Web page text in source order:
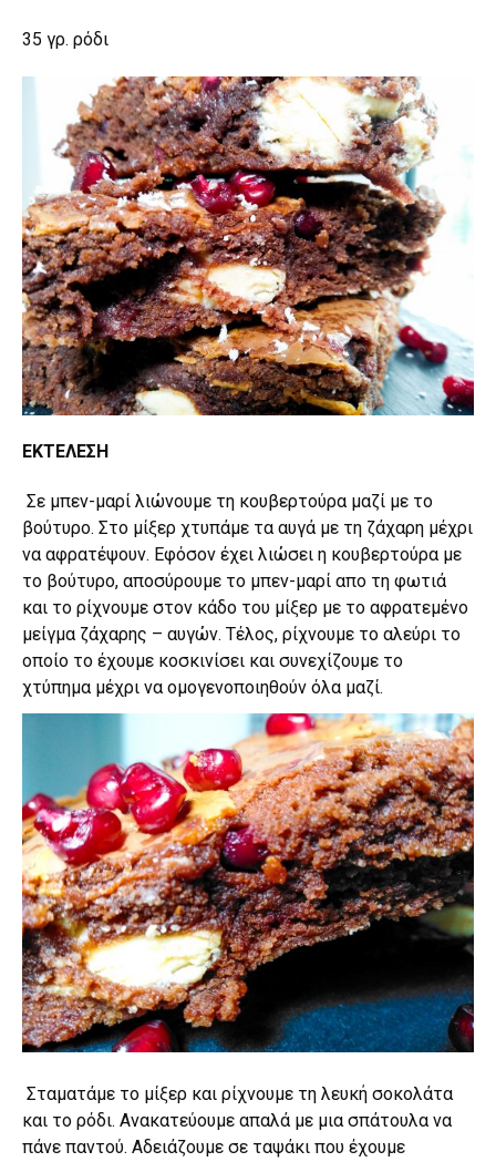
35 γρ. ρόδι
ΕΚΤΕΛΕΣΗ
Σε μπεν-μαρί λιώνουμε τη κουβερτούρα μαζί με το
βούτυρο. Στο μίξερ χτυπάμε τα αυγά με τη ζάχαρη μέχρι
να αφρατέψουν. Εφόσον έχει λιώσει η κουβερτούρα με
το βούτυρο, αποσύρουμε το μπεν-μαρί απο τη φωτιά
και το ρίχνουμε στον κάδο του μίξερ με το αφρατεμένο
μείγμα ζάχαρης – αυγών. Τέλος, ρίχνουμε το αλεύρι το
οποίο το έχουμε κοσκινίσει και συνεχίζουμε το
χτύπημα μέχρι να ομογενοποιηθούν όλα μαζί.
Σταματάμε το μίξερ και ρίχνουμε τη λευκή σοκολάτα
και το ρόδι. Ανακατεύουμε απαλά με μια σπάτουλα να
πάνε παντού. Αδειάζουμε σε ταψάκι που έχουμε